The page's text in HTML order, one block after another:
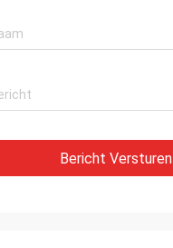
Bericht Versturen